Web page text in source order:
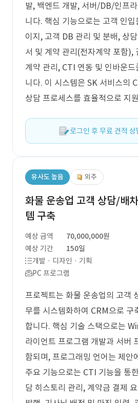
발, 백엔드 개발, 서버/DB/인프
니다. 핵심 기능으로는 고객 인입
이지, 고객 DB 관리 및 분배, 상
서 및 계약 관리(전자계약 포함),
계약 관리, CTI 연동 및 인바운
니다. 이 시스템은 SK 서비스의
상담 프로세스를 효율적으로 지
로그인 후 무료 견적 상
유사도 높음 외주
화물 운송업 고객 상담/배
템 구축
예상 금액
70,000,000원
예상 기간
150일
개발 · 디자인 · 기획
PC 프로그램
프로젝트는 화물 운송업의 고객
무를 시스템화하여 CRM으로 구
합니다. 핵심 기술 스택으로는
라이언트 프로그램 개발과 서버
함되며, 프로그래밍 언어는 제안
주요 기능으로는 CTI 기능을 통
담 히스토리 관리, 계약금 결제